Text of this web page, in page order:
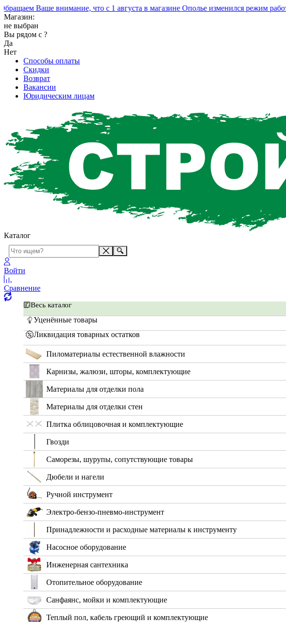
Ваше внимание, что с 1 августа в магазине Ополье изменился режим работы.
Магазин:
не выбран
Вы рядом с ?
Да
Нет
Способы оплаты
Скидки
Возврат
Вакансии
Юридическим лицам
Каталог
Войти
Сравнение
Весь каталог
Уценённые товары
Ликвидация товарных остатков
Пиломатериалы естественной влажности
Карнизы, жалюзи, шторы, комплектующие
Материалы для отделки пола
Материалы для отделки стен
Плитка облицовочная и комплектующие
Гвозди
Саморезы, шурупы, сопутствующие товары
Дюбели и нагели
Ручной инструмент
Электро-бензо-пневмо-инструмент
Принадлежности и расходные материалы к инструменту
Насосное оборудование
Инженерная сантехника
Отопительное оборудование
Санфаянс, мойки и комплектующие
Теплый пол, кабель греющий и комплектующие